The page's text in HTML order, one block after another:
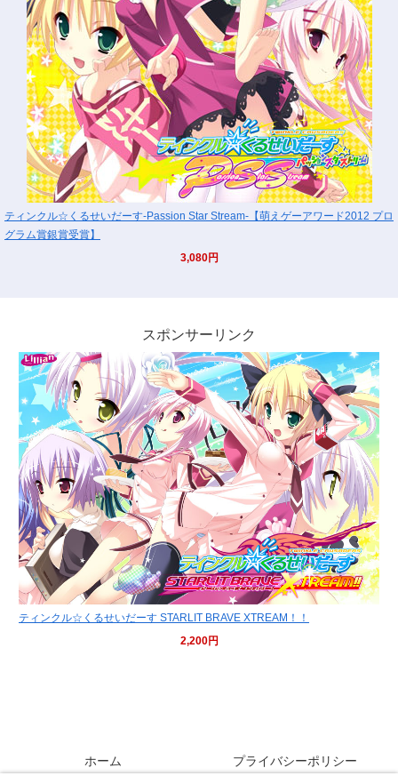
ティンクル☆くるせいだーす-Passion Star Stream-【萌えゲーアワード2012 プロ
グラム賞銀賞受賞】
3,080円
スポンサーリンク
ティンクル☆くるせいだーす STARLIT BRAVE XTREAM！！
2,200円
ホーム プライバシーポリシー